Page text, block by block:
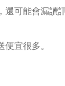
可能會漏讀
宜很多。